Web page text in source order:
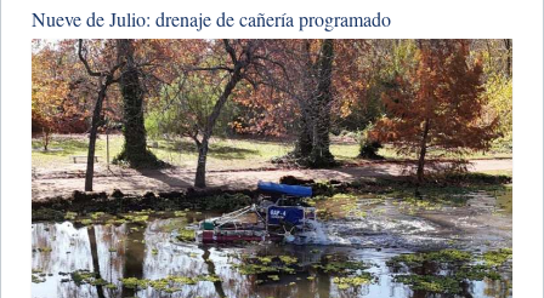
Nueve de Julio: drenaje de cañería programado